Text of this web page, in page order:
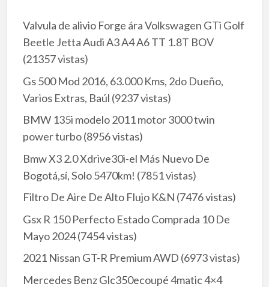
Valvula de alivio Forge ára Volkswagen GTi Golf
Beetle Jetta Audi A3 A4 A6 TT 1.8T BOV
(21357 vistas)
Gs 500 Mod 2016, 63.000 Kms, 2do Dueño,
Varios Extras, Baúl (9237 vistas)
BMW 135i modelo 2011 motor 3000 twin
power turbo(8956 vistas)
Bmw X3 2.0 Xdrive30i-el Más Nuevo De
Bogotá,sí, Solo 5470km! (7851 vistas)
Filtro De Aire De Alto Flujo K&N (7476 vistas)
Gsx R 150 Perfecto Estado Comprada 10 De
Mayo 2024(7454 vistas)
2021 Nissan GT-R Premium AWD (6973 vistas)
Mercedes Benz Glc350ecoupé 4matic 4×4